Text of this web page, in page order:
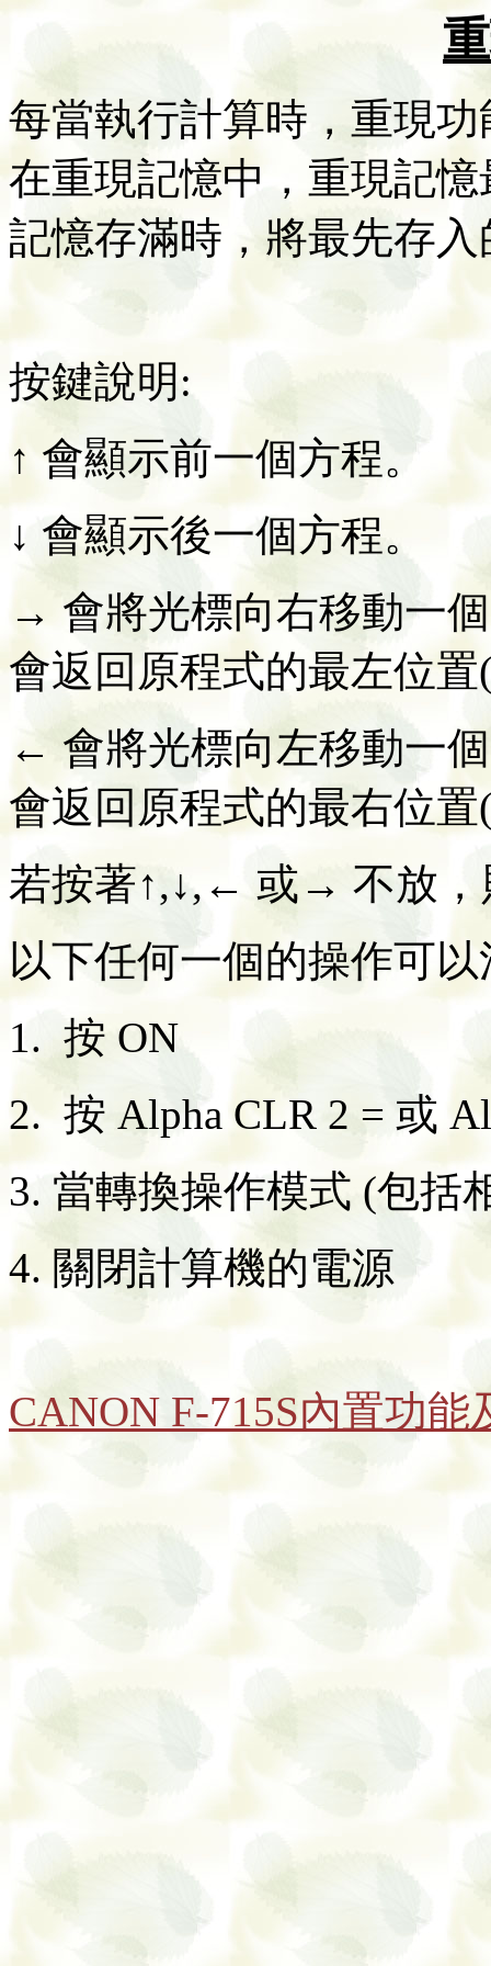
每當執行計算時，重現
在重現記憶中，重現記
記憶存滿時，將最先存
按鍵說明:
↑ 會顯示前一個方程。
↓ 會顯示後一個方程。
→ 會將光標向右移動一
會返回原程式的最左位
← 會將光標向左移動一
會返回原程式的最右位
若按著↑,↓,← 或→ 不放，
以下任何一個的操作可
1. 按 ON
2. 按 Alpha CLR 2 = 或
3. 當轉換操作模式 (包括
4. 關閉計算機的電源
CANON F-715S內置功能